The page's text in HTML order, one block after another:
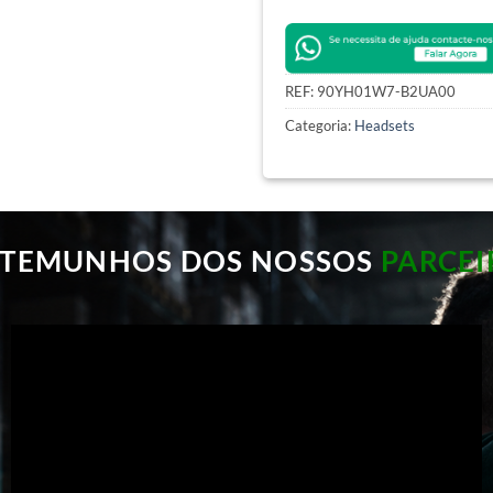
REF: 90YH01W7-B2UA00
Categoria: Headsets
DOS NOSSOS